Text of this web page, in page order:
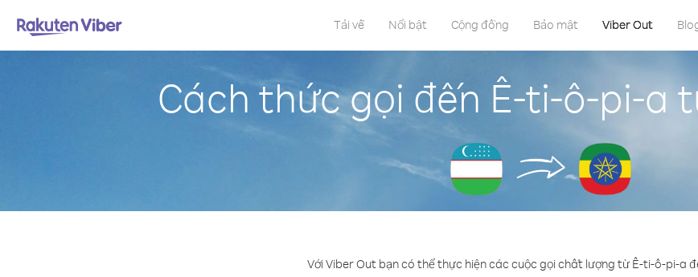
Tải về Nổi bật Cộng đồng Bảo mật Viber Out
Cách thức gọi đến Ê-ti-ô-pi-a
Với Viber Out bạn có thể thực hiện các cuộc gọi chất lượng từ Ê-ti-ô-pi-a